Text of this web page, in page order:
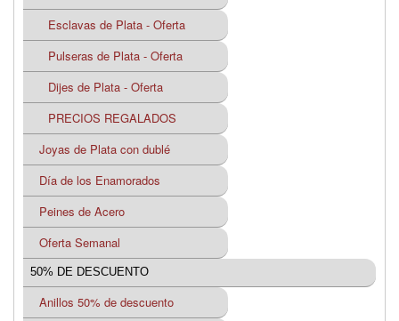
Esclavas de Plata - Oferta
Pulseras de Plata - Oferta
Dijes de Plata - Oferta
PRECIOS REGALADOS
Joyas de Plata con dublé
Día de los Enamorados
Peines de Acero
Oferta Semanal
50% DE DESCUENTO
Anillos 50% de descuento